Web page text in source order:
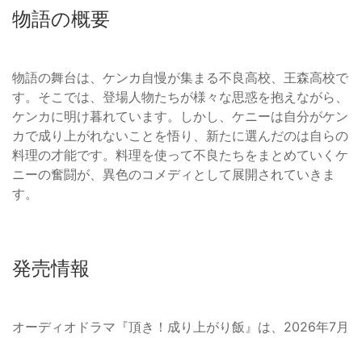
物語の概要
物語の舞台は、ケンカ自慢が集まる不良高校、王森高校で
す。そこでは、登場人物たちが様々な思惑を抱えながら、
ケンカに明け暮れています。しかし、ケニーは自分がケン
カで成り上がれないことを悟り、新たに選んだのは自らの
料理の才能です。料理を使って不良たちをまとめていくケ
ニーの奮闘が、異色のコメディとして展開されていきま
す。
発売情報
オーディオドラマ『頂き！成り上がり飯』は、2026年7月